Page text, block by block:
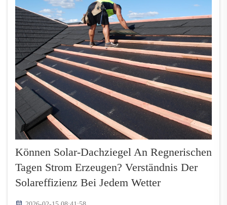
Können Solar-Dachziegel An Regnerischen
Tagen Strom Erzeugen? Verständnis Der
Solareffizienz Bei Jedem Wetter